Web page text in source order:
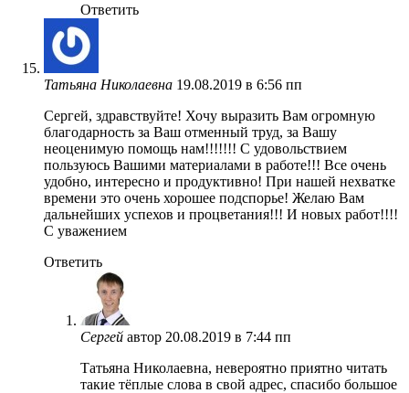
Ответить
Татьяна Николаевна 19.08.2019 в 6:56 пп
Сергей, здравствуйте! Хочу выразить Вам огромную
благодарность за Ваш отменный труд, за Вашу
неоценимую помощь нам!!!!!!! С удовольствием
пользуюсь Вашими материалами в работе!!! Все очень
удобно, интересно и продуктивно! При нашей нехватке
времени это очень хорошее подспорье! Желаю Вам
дальнейших успехов и процветания!!! И новых работ!!!!
С уважением
Ответить
Сергей автор 20.08.2019 в 7:44 пп
Татьяна Николаевна, невероятно приятно читать
такие тёплые слова в свой адрес, спасибо большое